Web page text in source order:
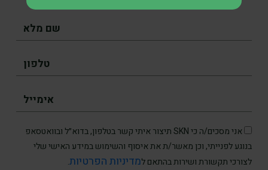
אני מסכים/ה כי SKN תיצור איתי קשר בטלפון, בדוא״ל ובוואטסאפ
בנוגע לפנייתי, וכן מאשר/ת את איסוף והשימוש במידע האישי שלי
לצורכי תקשורת ושירות בהתאם למדיניות הפרטיות.